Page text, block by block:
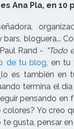
Ana Pla, en 10
bloguera...
Rand - "Todo
de tu blog, en tu
es también en
termina el
pensando en
Yo creo
te gusta, pensar